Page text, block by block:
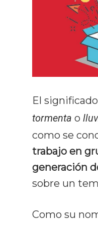
El
tormenta o
como se
trabajo en
generación
sobre un
Como su